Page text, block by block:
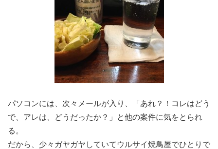
パソコンには、次々メールが入り、「あれ？！コレはどう
で、アレは、どうだったか？」と他の案件に気をとられ
る。
だから、少々ガヤガヤしていてウルサイ焼鳥屋でひとりで